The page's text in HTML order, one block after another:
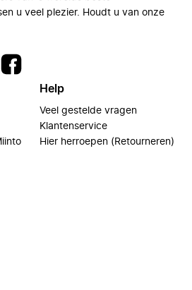
u veel plezier. Houdt u van onze
Help
Veel gestelde vragen
Klantenservice
Hier herroepen (Retourneren)